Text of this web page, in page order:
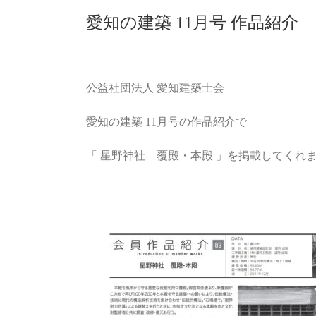
愛知の建築 11月号 作品紹介
公益社団法⼈ 愛知建築⼠会
愛知の建築 11月号の作品紹介で
「 星野神社 覆殿・本殿 」を掲載してくれ